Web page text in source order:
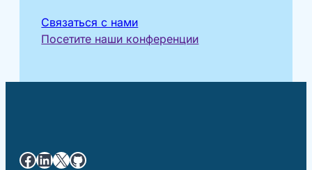
Связаться с нами
Посетите наши конференции
Facebook LinkedIn X GitHub